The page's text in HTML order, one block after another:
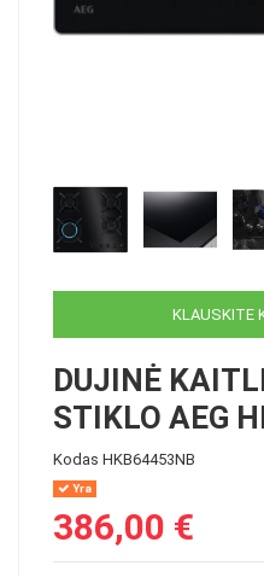
KLAUSKITE
DUJINĖ
STIKLO AEG
Kodas HKB64453NB
Yra
386,00 €